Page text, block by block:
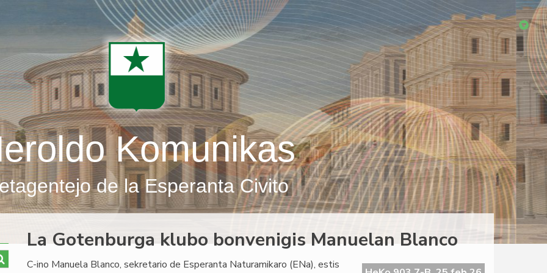
Komunikas
de la Esperanta Civito
La Gotenburga klubo bonvenigis Manuelan Blanco
C-ino Manuela Blanco, sekretario de Esperanta Naturamikaro (ENa), estis